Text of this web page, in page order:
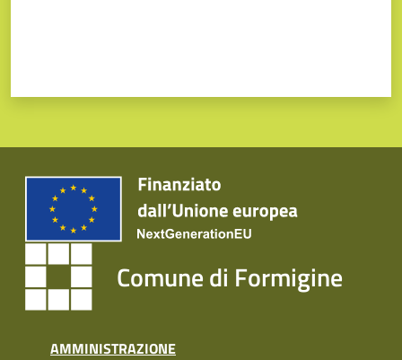
Comune di Formigine
AMMINISTRAZIONE